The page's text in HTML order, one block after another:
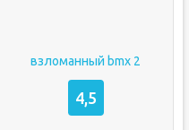
взломанный bmx 2
4,5